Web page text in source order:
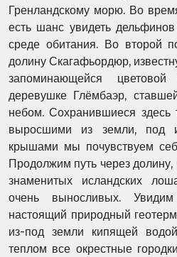
Гренландскому морю. Во
есть шанс увидеть
среде обитания. Во второй
долину Скагафьордюр,
запоминающейся
деревушке Глёмбаэр,
небом. Сохранившиеся
выросшими из земли, под
крышами мы почувствуем
Продолжим путь через
знаменитых исландских
очень выносливых. Увидим
настоящий природный
из-под земли кипящей
теплом все окрестные